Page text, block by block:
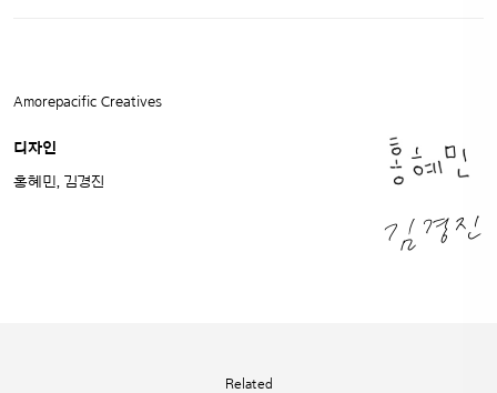
Amorepacific Creatives
디자인
홍혜민, 김경진
Related